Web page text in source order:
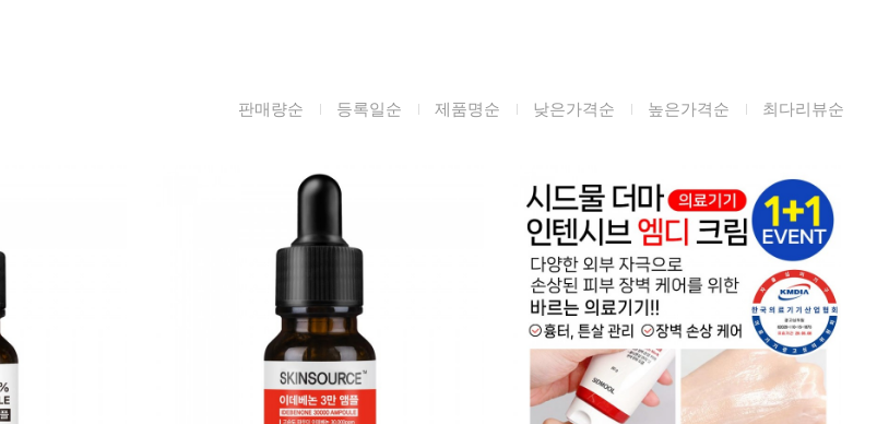
아하/바하/파하/
봉독/프로폴리스
달팽이
카렌듈라
포토사용 후기
해외배송문의
시드물 매니아
판매량순 등록일순 제품명순 낮은가격순 높은가격순 최다리뷰순